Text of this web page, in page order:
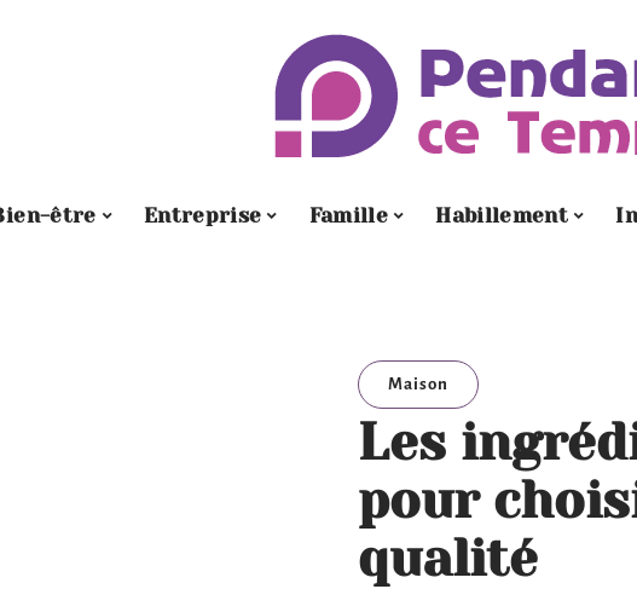
être Entreprise Famille Habillement
Maison
Les
pour
qualité